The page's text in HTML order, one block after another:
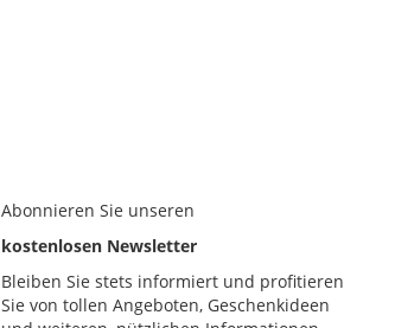
Abonnieren Sie unseren
kostenlosen Newsletter
Bleiben Sie stets informiert und profitieren
Sie von tollen Angeboten, Geschenkideen